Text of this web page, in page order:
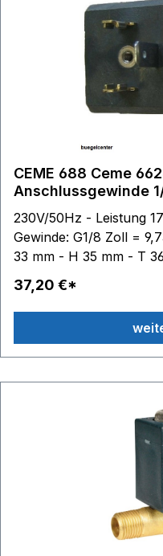
CEME 688 Ceme
Anschlussgewinde
230V/50Hz - Leistung
Gewinde: G1/8 Zoll =
37,20 €*